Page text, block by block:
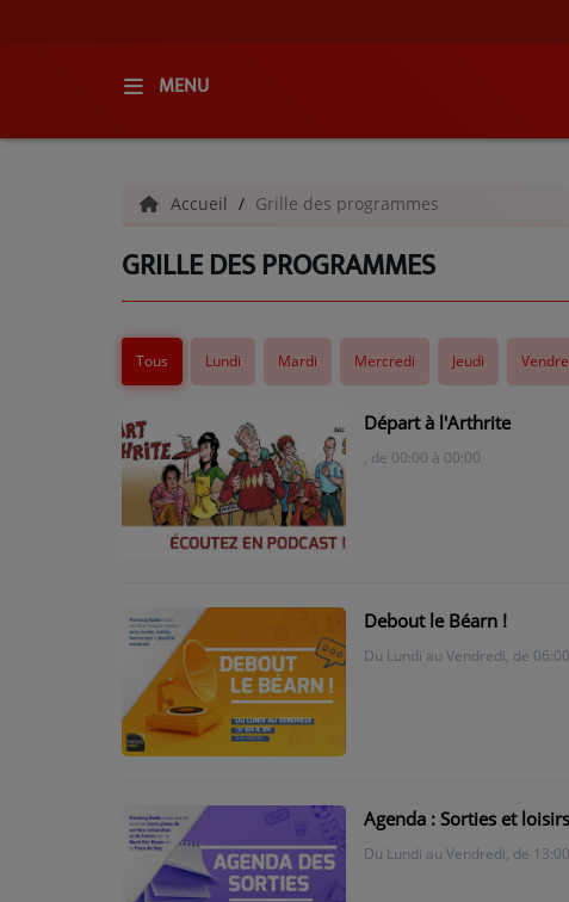
MENU
QUI SOMMES-NOUS ?
GRILLE DES PROGRAMMES
C'ÉTAIT QUOI CE TITRE ?
PODCASTS - SAISON 2026/2027
ARCHIVES - SAISONS PASSÉES
VOS ÉMISSIONS EN IMAGES
VOTRE PUBLICITÉ SUR PONTACQ RADIO
LOCATION DE STUDIOS
Accueil Grille des programmes
GRILLE DES PROGRAMMES
Tous Lundi Mardi Mercredi Jeudi
Départ à l'Arthrite
, de 00:00 à 00:00
Debout le Béarn !
Du Lundi au Vendredi, de
Agenda : Sorties et
Du Lundi au Vendredi, de